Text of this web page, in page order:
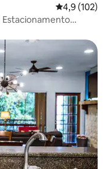
4,9 de uma
4,9 (102)